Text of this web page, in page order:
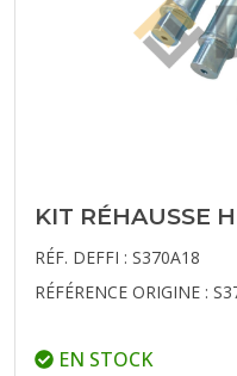
KIT RÉHAUSSE
RÉF. DEFFI : S370A18
RÉFÉRENCE ORIGINE :
EN STOCK